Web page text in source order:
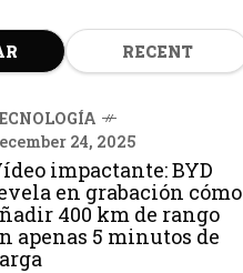
RECENT
24, 2025
impactante: BYD
en grabación cómo
400 km de rango
apenas 5 minutos de